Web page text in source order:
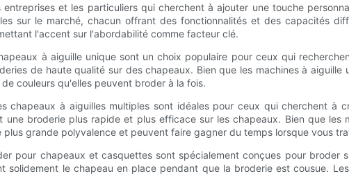
et les particuliers qui cherchent à ajouter une touche
sur le marché, chacun offrant des fonctionnalités et des capacités
l'accent sur l'abordabilité comme facteur clé.
à aiguille unique sont un choix populaire pour ceux qui
de haute qualité sur des chapeaux. Bien que les machines à
couleurs qu'elles peuvent broder à la fois.
chapeaux à aiguilles multiples sont idéales pour ceux qui cherchent à
une broderie plus rapide et plus efficace sur les chapeaux. Bien que
grande polyvalence et peuvent faire gagner du temps lorsque vous
pour chapeaux et casquettes sont spécialement conçues pour broder
le chapeau en place pendant que la broderie est cousue.